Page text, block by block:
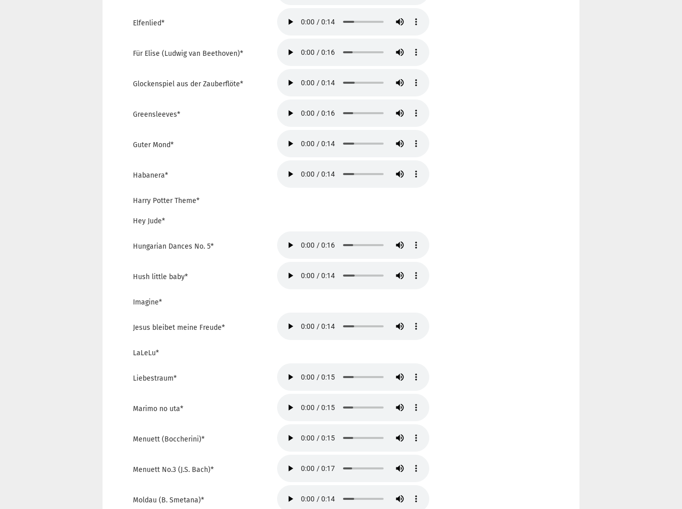
Elfenlied*
Für Elise (Ludwig van Beethoven)*
Glockenspiel aus der Zauberflöte*
Greensleeves*
Guter Mond*
Habanera*
Harry Potter Theme*
Hey Jude*
Hungarian Dances No. 5*
Hush little baby*
Imagine*
Jesus bleibet meine Freude*
LaLeLu*
Liebestraum*
Marimo no uta*
Menuett (Boccherini)*
Menuett No.3 (J.S. Bach)*
Moldau (B. Smetana)*